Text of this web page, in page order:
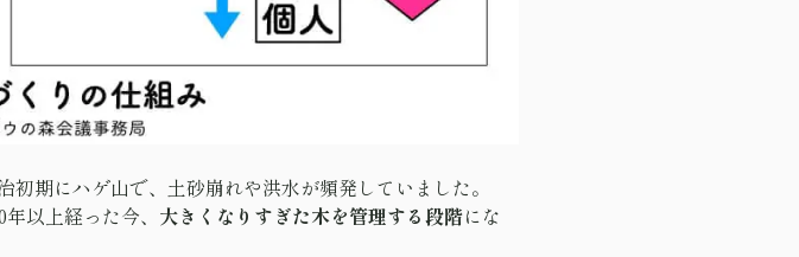
期にハゲ山で、土砂崩れや洪水が頻発していました。
以上経った今、 大きくなりすぎた木を管理する段階にな